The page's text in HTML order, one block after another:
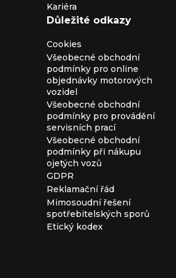
Kariéra
Důležité odkazy
Cookies
Všeobecné obchodní
podmínky pro online
objednávky motorových
vozidel
Všeobecné obchodní
podmínky pro provádění
servisních prací
Všeobecné obchodní
podmínky při nákupu
ojetých vozů
GDPR
Reklamační řád
Mimosoudní řešení
spotřebitelských sporů
Etický kodex